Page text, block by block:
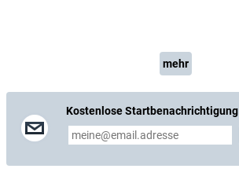
mehr
Kostenlose Startbenachrichtigung